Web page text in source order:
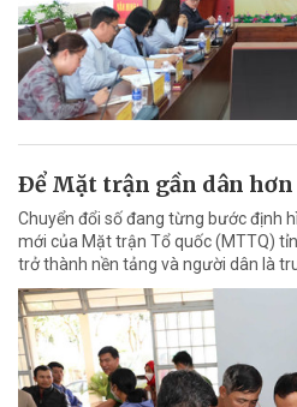
Ðể Mặt trận gần dân
Chuyển đổi số đang từng bước định
mới của Mặt trận Tổ quốc (MTTQ)
trở thành nền tảng và người dân là